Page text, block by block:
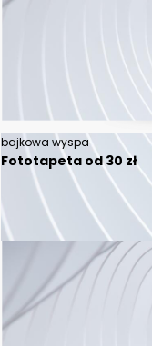
bajkowa wyspa
Fototapeta od 30 zł